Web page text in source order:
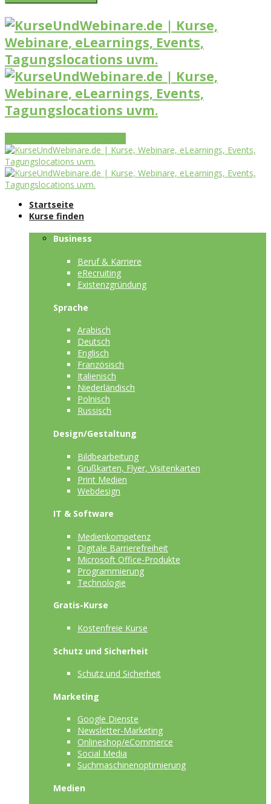
Startseite
Kurse finden
Business
Beruf & Karriere
eRecruiting
Existenzgründung
Sprache
Arabisch
Deutsch
Englisch
Französisch
Italienisch
Niederländisch
Polnisch
Russisch
Design/Gestaltung
Bildbearbeitung
Grußkarten, Flyer, Visitenkarten
Print Medien
Webdesign
IT & Software
Medienkompetenz
Digitale Barrierefreiheit
Microsoft Office-Produkte
Programmierung
Technologie
Gratis-Kurse
Kostenfreie Kurse
Schutz und Sicherheit
Schutz und Sicherheit
Marketing
Google Dienste
Newsletter-Marketing
Onlineshop/eCommerce
Social Media
Suchmaschinenoptimierung
Medien